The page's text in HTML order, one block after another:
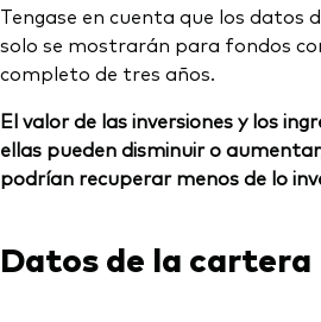
Tengase en cuenta que los datos
solo se mostrarán para fondos
completo de tres años.
El valor de las inversiones y los
ellas pueden disminuir o
podrían recuperar menos de lo
Datos de la cartera